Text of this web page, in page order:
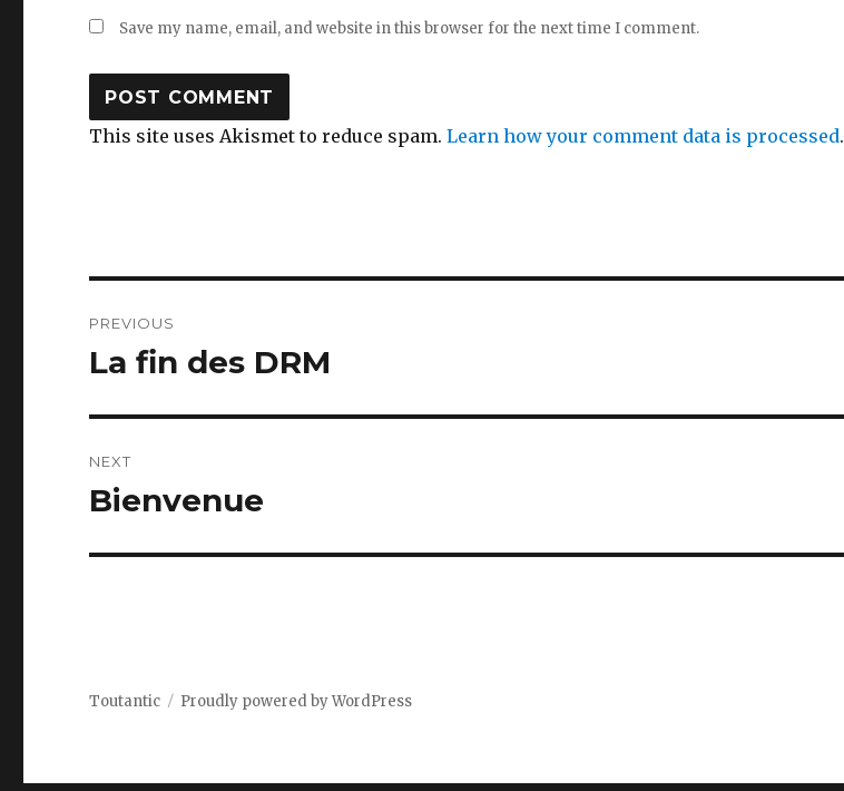
Save my name, email, and website in this browser for the next time I comment.
This site uses Akismet to reduce spam.Learn how your comment data is processed.
navigation
PREVIOUS
Previous
La fin des DRM
NEXT
Next
Bienvenue
Toutantic Proudly powered by WordPress